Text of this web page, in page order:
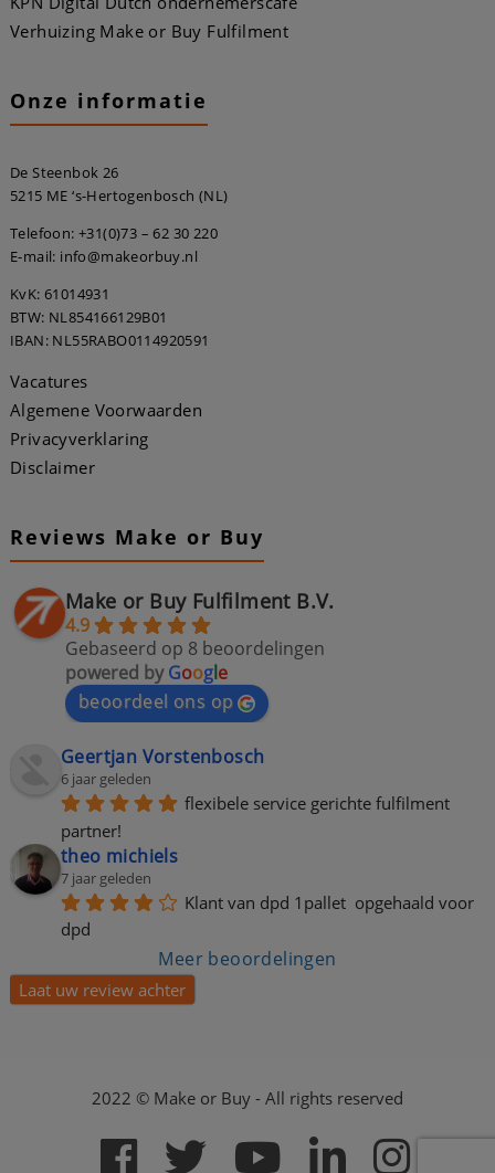
Verhuizing Make or Buy Fulfilment
Onze informatie
De Steenbok 26
5215 ME ‘s-Hertogenbosch (NL)
Telefoon: +31(0)73 – 62 30 220
E-mail: info@makeorbuy.nl
KvK: 61014931
BTW: NL854166129B01
IBAN: NL55RABO0114920591
Vacatures
Algemene Voorwaarden
Privacyverklaring
Disclaimer
Reviews Make or Buy
Make or Buy Fulfilment B.V.
4.9
Gebaseerd op 8 beoordelingen
powered byGoogle
beoordeel ons op
Geertjan Vorstenbosch
6 jaar geleden
flexibele service gerichte fulfilment
partner!
theo michiels
7 jaar geleden
Klant van dpd 1pallet  opgehaald voor
dpd
Meer beoordelingen
Laat uw review achter
2022 © Make or Buy - All rights reserved